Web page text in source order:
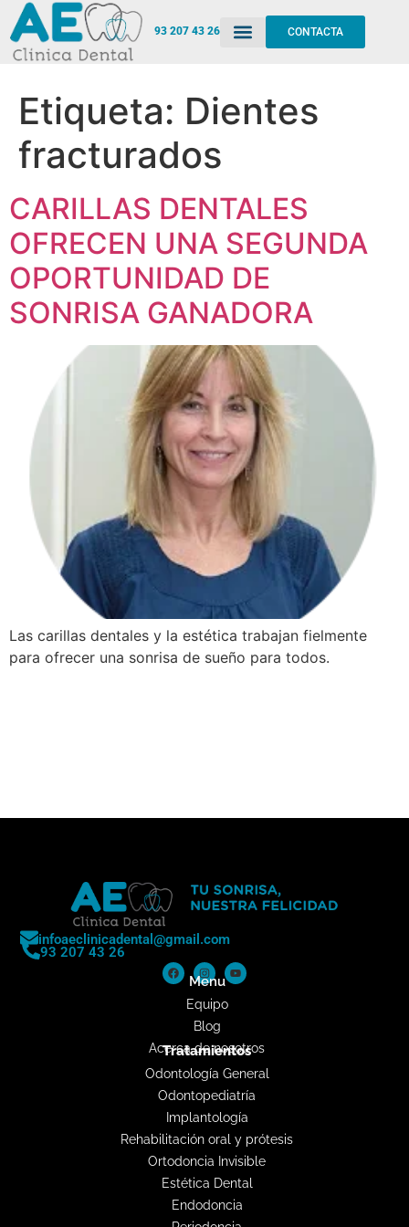
93 207 43 26 CONTACTA
Etiqueta: Dientes
fracturados
CARILLAS DENTALES
OFRECEN UNA SEGUNDA
OPORTUNIDAD DE
SONRISA GANADORA
Las carillas dentales y la estética trabajan fielmente
para ofrecer una sonrisa de sueño para todos.
infoaeclinicadental@gmail.com
93 207 43 26
Menu
Equipo
Blog
Acerca de nosotros
Tratamientos
Odontología General
Odontopediatría
Implantología
Rehabilitación oral y prótesis
Ortodoncia Invisible
Estética Dental
Endodoncia